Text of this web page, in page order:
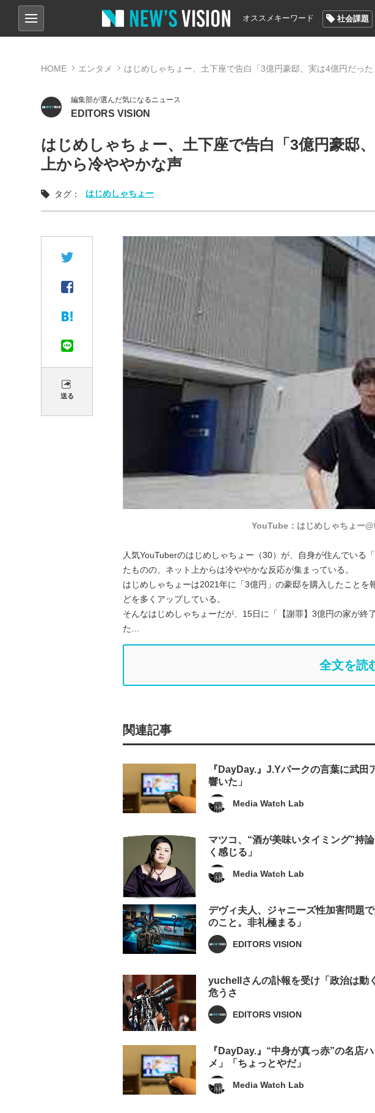
オススメキーワード 社会課題
HOME エンタメ はじめしゃちょー、土下座で告白「3億円豪邸、実は4億円だっ
編集部が選んだ気になるニュース
EDITORS VISION
はじめしゃちょー、土下座で告白「3億円豪邸
上から冷ややかな声
タグ： はじめしゃちょー
送る
YouTube：はじめしゃちょー
人気YouTuberのはじめしゃちょー（30）が、自身が住んでいる
たものの、ネット上からは冷ややかな反応が集まっている。
はじめしゃちょーは2021年に「3億円」の豪邸を購入したこと
どを多くアップしている。
そんなはじめしゃちょーだが、15日に「【謝罪】3億円の家が終
た…
全文を読
関連記事
『DayDay.』J.Yパークの言葉に武
響いた」
Media Watch Lab
マツコ、“酒が美味いタイミング”持
く感じる」
Media Watch Lab
デヴィ夫人、ジャニーズ性加害問題
のこと。非礼極まる」
EDITORS VISION
yuchellさんの訃報を受け「政治は動
危うさ
EDITORS VISION
『DayDay.』“中身が真っ赤”の名店
メ」「ちょっとやだ」
Media Watch Lab